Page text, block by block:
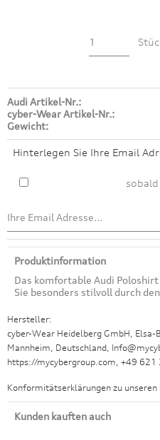
Audi Artikel-Nr.:
cyber-Wear Artikel-Nr.:
Gewicht:
Hinterlegen Sie Ihre Email
Produktinformation
Das komfortable Audi
Sie besonders stilvoll durch
Hersteller:
cyber-Wear Heidelberg GmbH,
Mannheim, Deutschland,
https://mycybergroup.com, +49 621
Konformitätserklärungen zu unseren
Kunden kauften auch